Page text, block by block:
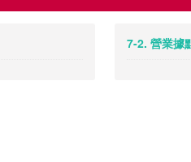
7-2. 營業據